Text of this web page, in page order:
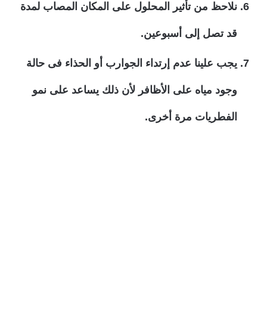
نلاحظ من تأثير المحلول على المكان المصاب لمدة
قد تصل إلى أسبوعين.
يجب علينا عدم إرتداء الجوارب أو الحذاء فى حالة
وجود مياه على الأظافر لأن ذلك يساعد على نمو
الفطريات مرة أخرى.